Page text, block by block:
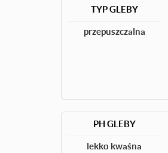
TYP GLEBY
przepuszczalna
PH GLEBY
lekko kwaśna